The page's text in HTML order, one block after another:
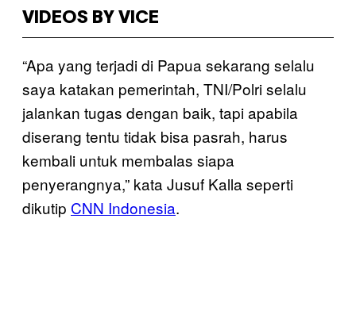
VIDEOS BY VICE
“Apa yang terjadi di Papua sekarang selalu
saya katakan pemerintah, TNI/Polri selalu
jalankan tugas dengan baik, tapi apabila
diserang tentu tidak bisa pasrah, harus
kembali untuk membalas siapa
penyerangnya,” kata Jusuf Kalla seperti
dikutip CNN Indonesia.